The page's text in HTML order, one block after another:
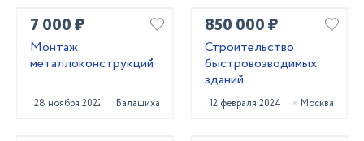
7 000 ₽
Монтаж
металлоконструкций
28 ноября 2022 Балашиха
850 000 ₽
Строительство
быстровозводимых
зданий
12 февраля 2024 Москва